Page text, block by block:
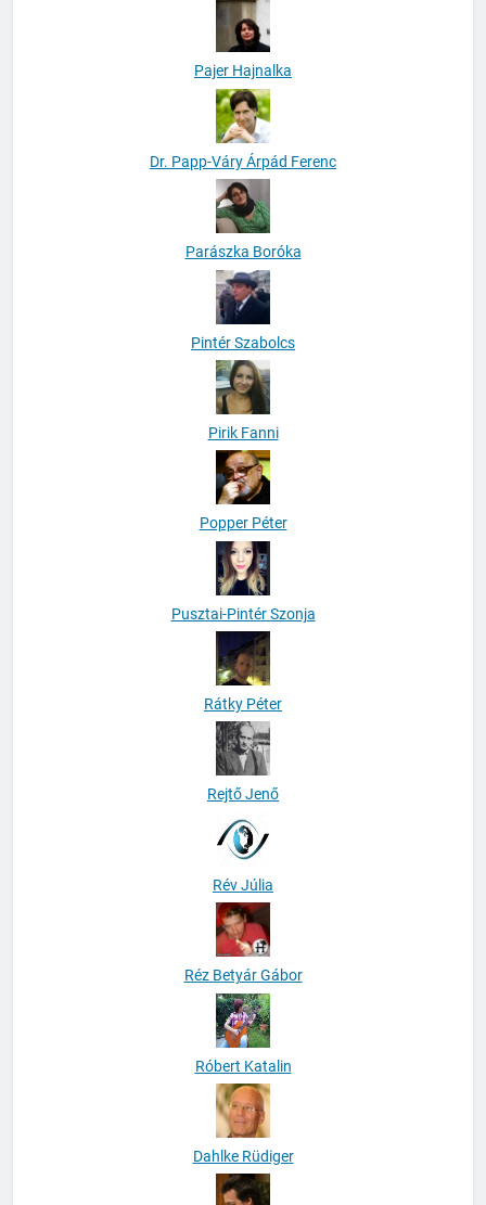
Pajer Hajnalka
Dr. Papp-Váry Árpád Ferenc
Parászka Boróka
Pintér Szabolcs
Pirik Fanni
Popper Péter
Pusztai-Pintér Szonja
Rátky Péter
Rejtő Jenő
Rév Júlia
Réz Betyár Gábor
Róbert Katalin
Dahlke Rüdiger